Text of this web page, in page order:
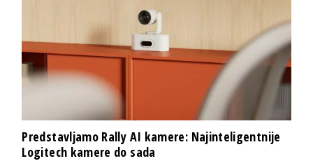
Predstavljamo Rally AI kamere: Najinteligentnije
Logitech kamere do sada